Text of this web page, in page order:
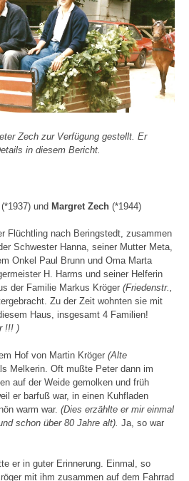
Zech zur Verfügung gestellt. Er
in diesem Bericht.
(*1937) und Margret Zech (*1944)
Flüchtling nach Beringstedt, zusammen
Schwester Hanna, seiner Mutter Meta,
Onkel Paul Brunn und Oma Marta
H. Harms und seiner Helferin
der Familie Markus Kröger (Friedenstr.,
Zu der Zeit wohnten sie mit
Haus, insgesamt 4 Familien!
!!! )
Hof von Martin Kröger (Alte
Melkerin. Oft mußte Peter dann im
auf der Weide gemolken und früh
er barfuß war, in einen Kuhfladen
warm war. (Dies erzählte er mir einmal
schon über 80 Jahre alt). Ja, so war
er in guter Erinnerung. Einmal, so
mit ihm zusammen auf dem Fahrrad